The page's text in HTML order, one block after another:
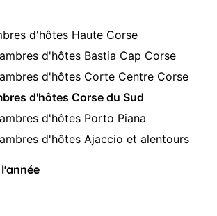
d'hôtes Haute Corse
d'hôtes Bastia Cap Corse
d'hôtes Corte Centre Corse
d'hôtes Corse du Sud
d'hôtes Porto Piana
d'hôtes Ajaccio et alentours